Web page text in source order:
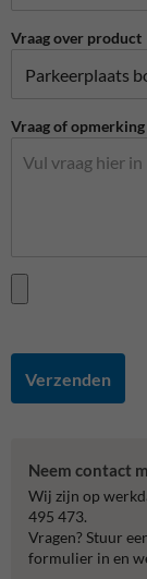
Vraag over product
Vraag of opmerking
Verzenden
Neem contact
Wij zijn op
495 473.
Vragen? Stuur
formulier in en